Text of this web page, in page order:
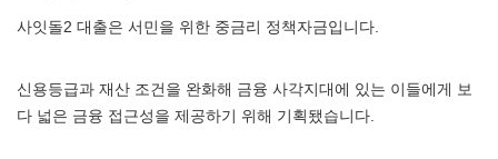
사잇돌2 대출은 서민을 위한 중금리 정책자금입니다.
신용등급과 재산 조건을 완화해 금융 사각지대에 있는 이들에게 보
다 넓은 금융 접근성을 제공하기 위해 기획됐습니다.